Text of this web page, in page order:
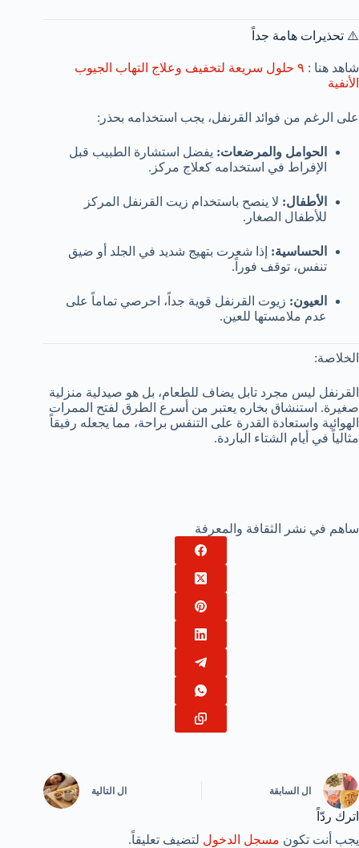
⚠️ تحذيرات هامة جداً
شاهد هنا :
٩ حلول سريعة لتخفيف وعلاج التهاب الجيوب
الأنفية
على الرغم من فوائد القرنفل، يجب استخدامه بحذر:
الحوامل والمرضعات: يفضل استشارة الطبيب قبل
الإفراط في استخدامه كعلاج مركز.
الأطفال: لا ينصح باستخدام زيت القرنفل المركز
للأطفال الصغار.
الحساسية: إذا شعرت بتهيج شديد في الجلد أو ضيق
تنفس، توقف فوراً.
العيون: زيوت القرنفل قوية جداً، احرصي تماماً على
عدم ملامستها للعين.
الخلاصة:
القرنفل ليس مجرد تابل يضاف للطعام، بل هو صيدلية منزلية
صغيرة. استنشاق بخاره يعتبر من أسرع الطرق لفتح الممرات
الهوائية واستعادة القدرة على التنفس براحة، مما يجعله رفيقاً
مثالياً في أيام الشتاء الباردة.
ساهم في نشر الثقافة والمعرفة
ال السابقة ال التالية
اترك ردّاً
يجب أنت تكون مسجل الدخول لتضيف تعليقاً.